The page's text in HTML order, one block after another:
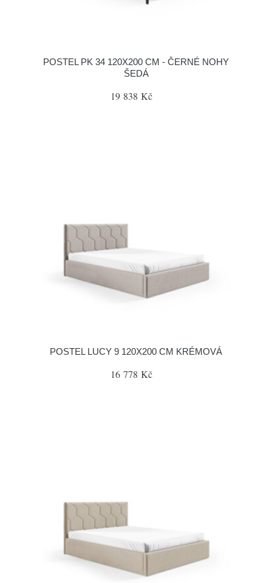
POSTEL PK 34 120X200 CM - ČERNÉ NOHY
ŠEDÁ
19 838 Kč
POSTEL LUCY 9 120X200 CM KRÉMOVÁ
16 778 Kč